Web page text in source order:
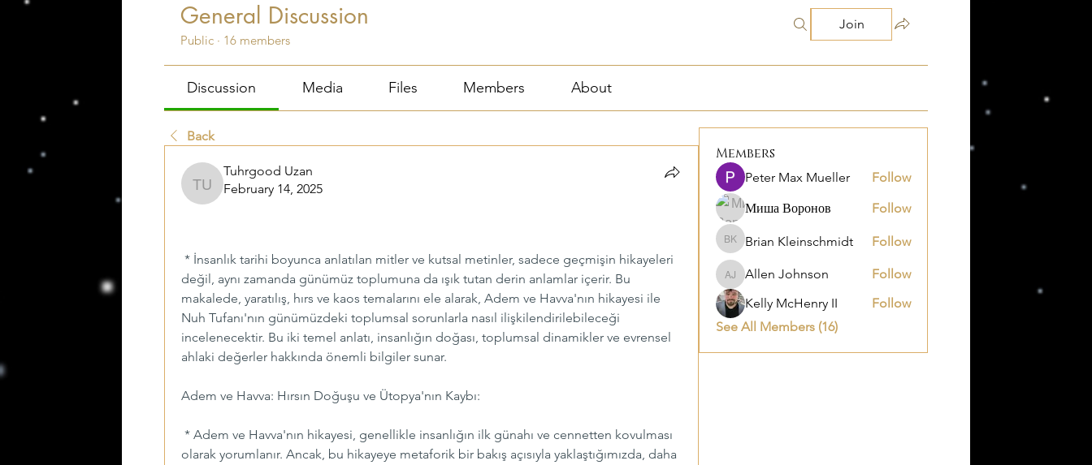
General Discussion
Public · 16 members
Join
Discussion Media Files Members About
Back
Tuhrgood Uzan
Tuhrgood Uzan
February 14, 2025
* İnsanlık tarihi boyunca anlatılan mitler ve kutsal metinler, sadece geçmişin hikayeleri
değil, aynı zamanda günümüz toplumuna da ışık tutan derin anlamlar içerir. Bu
makalede, yaratılış, hırs ve kaos temalarını ele alarak, Adem ve Havva'nın hikayesi ile
Nuh Tufanı'nın günümüzdeki toplumsal sorunlarla nasıl ilişkilendirilebileceği
incelenecektir. Bu iki temel anlatı, insanlığın doğası, toplumsal dinamikler ve evrensel
ahlaki değerler hakkında önemli bilgiler sunar.
Adem ve Havva: Hırsın Doğuşu ve Ütopya'nın Kaybı:
* Adem ve Havva'nın hikayesi, genellikle insanlığın ilk günahı ve cennetten kovulması
olarak yorumlanır. Ancak, bu hikayeye metaforik bir bakış açısıyla yaklaştığımızda, daha
Members
Peter Max Mueller
Follow
Миша Воронов
Follow
Brian Kleinschmidt
Brian Kleinschmidt Follow
Allen Johnson
Allen Johnson
Follow
Kelly McHenry II
Follow
See All Members (16)